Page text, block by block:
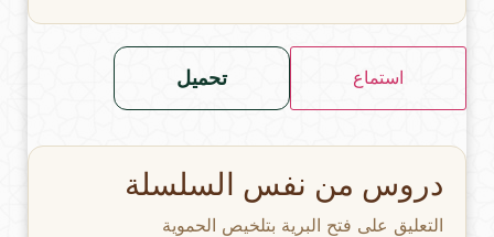
استماع تحميل
دروس من نفس السلسلة
التعليق على فتح البرية بتلخيص الحموية